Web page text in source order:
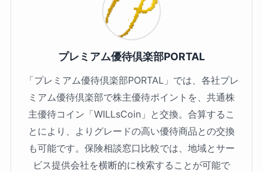
プレミアム優待倶楽部PORTAL
「プレミアム優待倶楽部PORTAL」では、各社プレ
ミアム優待倶楽部で株主優待ポイントを、共通株
主優待コイン「WILLsCoin」と交換。合算するこ
とにより、よりグレードの高い優待商品との交換
も可能です。保険相談窓口比較では、地域とサー
ビス提供会社を横断的に検索することが可能で